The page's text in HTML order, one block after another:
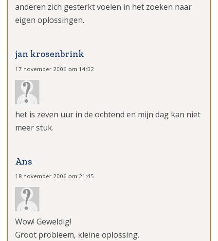
anderen zich gesterkt voelen in het zoeken naar
eigen oplossingen.
jan krosenbrink
17 november 2006 om 14:02
het is zeven uur in de ochtend en mijn dag kan niet
meer stuk.
Ans
18 november 2006 om 21:45
Wow! Geweldig!
Groot probleem, kleine oplossing.